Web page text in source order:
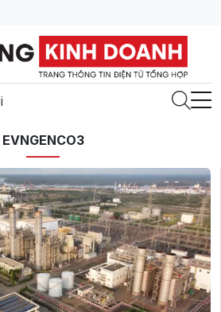
EVNGENCO3